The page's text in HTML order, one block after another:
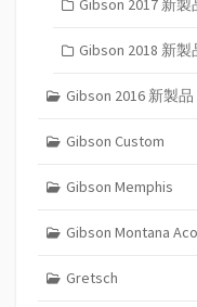
Gibson 2017 新製
Gibson 2018 新製
Gibson 2016 新製品
Gibson Custom
Gibson Memphis
Gibson Montana
Gretsch